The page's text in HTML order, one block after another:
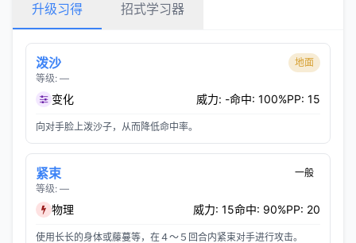
升级习得 招式学习器
泼沙
等级: —
地面
变化 威力: -命中: 100%PP: 15
向对手脸上泼沙子，从而降低命中率。
紧束
等级: —
一般
物理 威力: 15命中: 90%PP: 20
使用长长的身体或藤蔓等，在４～５回合内紧束对手进行攻击。